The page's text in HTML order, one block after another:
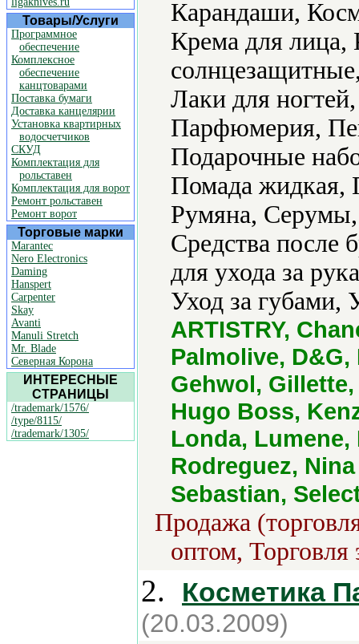
Товары/Услуги
Программное
обеспечение
Комплексное
обеспечение
канцтоварами
Поставка бумаги
Доставка канцелярии
Установка квартирных
водосчетчиков
СКУД
Комплектация для
рольставен
Комплектация для ворот
Ремонт рольставен
Ремонт ворот
Торговые марки
Marantec
Nero Electronics
Daming
Hanspert
Carpenter
Skay
Avanti
Manuli Stretch
Mr. Blade
Северная Корона
ИНТЕРЕСНЫЕ
СТРАНИЦЫ
/trademark/1576/
/type/8115/
/trademark/1305/
Карандаши,
Крема для
Лаки для
Парфюмерия,
Подарочные
Помада жидкая,
Румяна,
Средства после
для ухода за
Уход за
ARTISTRY,
Palmolive, D&G,
Gehwol,
Hugo Boss,
Londa, Lumene,
Rodreguez,
Sebastian,
Продажа
оптом, Торговля
2. Косметика
(20.03.2009)